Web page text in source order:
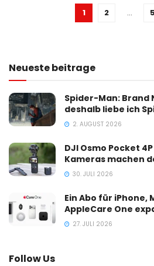
1 2 … 5
Neueste beitrage
Spider-Man: Brand
deshalb liebe ich
2. AUGUST 2026
DJI Osmo Pocket
Kameras machen
30. JULI 2026
Ein Abo für iPhone,
AppleCare One
27. JULI 2026
Follow Us